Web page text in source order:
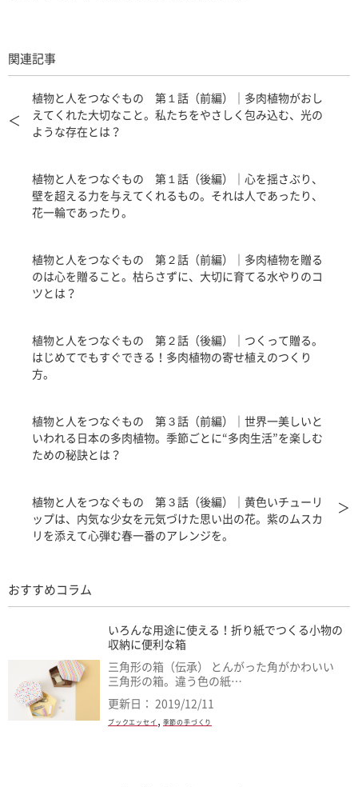
関連記事
植物と人をつなぐもの 第１話（前編）｜多肉植物がおし
えてくれた大切なこと。私たちをやさしく包み込む、光の
ような存在とは？
植物と人をつなぐもの 第１話（後編）｜心を揺さぶり、
壁を超える力を与えてくれるもの。それは人であったり、
花一輪であったり。
植物と人をつなぐもの 第２話（前編）｜多肉植物を贈る
のは心を贈ること。枯らさずに、大切に育てる水やりのコ
ツとは？
植物と人をつなぐもの 第２話（後編）｜つくって贈る。
はじめてでもすぐできる！多肉植物の寄せ植えのつくり
方。
植物と人をつなぐもの 第３話（前編）｜世界一美しいと
いわれる日本の多肉植物。季節ごとに“多肉生活”を楽しむ
ための秘訣とは？
植物と人をつなぐもの 第３話（後編）｜黄色いチューリ
ップは、内気な少女を元気づけた思い出の花。紫のムスカ
リを添えて心弾む春一番のアレンジを。
＜
＞
おすすめコラム
いろんな用途に使える！折り紙でつくる小物の
収納に便利な箱
三角形の箱（伝承） とんがった角がかわいい
三角形の箱。違う色の紙…
更新日： 2019/12/11
ブックエッセイ 季節の手づくり